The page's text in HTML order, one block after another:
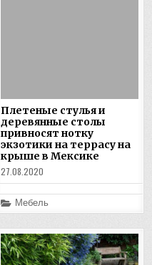
Плетеные стулья и
деревянные столы
привносят нотку
экзотики на террасу на
крыше в Мексике
27.08.2020
Posted
in
Мебель